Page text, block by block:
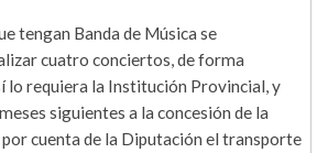
tengan Banda de Música se
cuatro conciertos, de forma
lo requiera la Institución Provincial, y
siguientes a la concesión de la
cuenta de la Diputación el transporte